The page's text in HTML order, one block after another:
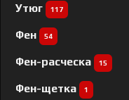
Утюг 117
Фен 54
Фен-расческа 15
Фен-щетка 1